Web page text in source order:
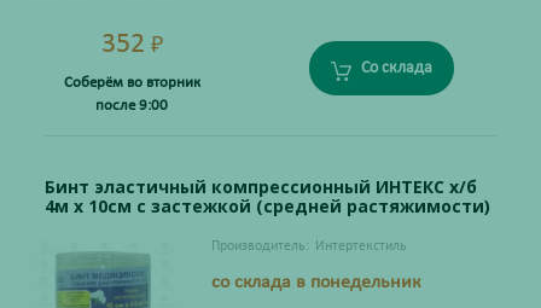
352 ₽
Соберём во вторник
после 9:00
Со склада
Бинт эластичный компрессионный ИНТЕКС х/б
4м х 10см с застежкой (средней растяжимости)
Производитель: Интертекстиль
со склада в понедельник